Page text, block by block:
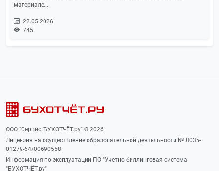
материале...
22.05.2026
745
ООО "Сервис 'БУХОТЧЁТ.ру" © 2026
Лицензия на осуществление образовательной деятельности № Л035-
01279-64/00690558
Информация по эксплуатации ПО "Учетно-биллинговая система
"БУХОТЧЁТ.ру"